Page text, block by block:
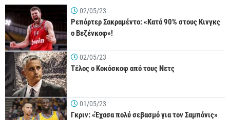
02/05/23
Ρεπόρτερ Σακραμέντο: «Κατά 90% στους Κινγκς
ο Βεζένκοφ»!
02/05/23
Τέλος ο Κοκόσκοφ από τους Νετς
01/05/23
Γκριν: «Έχασα πολύ σεβασμό για τον Σαμπόνις»